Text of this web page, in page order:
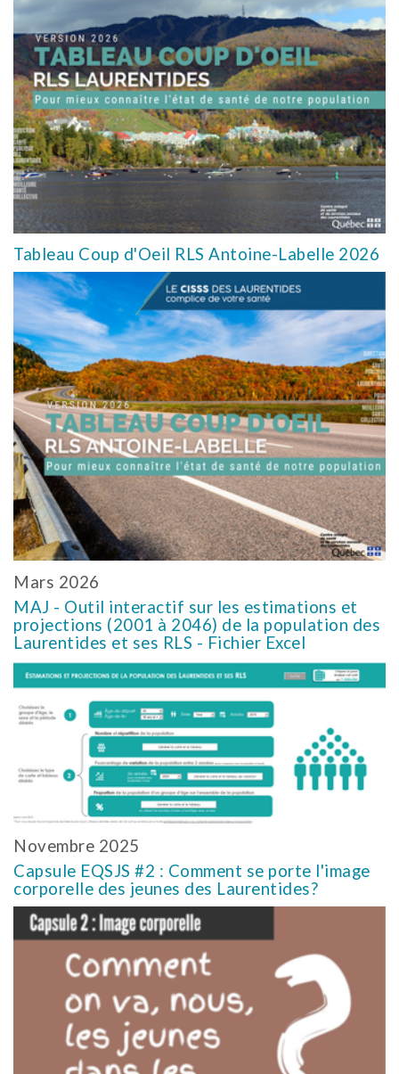
Tableau Coup d'Oeil RLS Antoine-Labelle 2026
Mars 2026
MAJ - Outil interactif sur les estimations et
projections (2001 à 2046) de la population des
Laurentides et ses RLS - Fichier Excel
Novembre 2025
Capsule EQSJS #2 : Comment se porte l'image
corporelle des jeunes des Laurentides?